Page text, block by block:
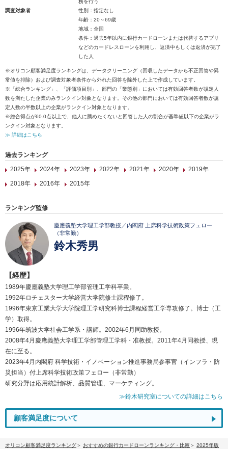
務を行う
調査対象者
性別：指定なし
年齢：20～69歳
地域：全国
条件：過去5年以内に銀行カードローンまたは代替するアプリ
などのカードレスローンを利用し、返済中もしくは返済が完了
した人
※オリコン顧客満足度ランキングは、データクリーニング（回収したデータから不正回答や異
常値を排除）および調査対象者条件から外れた回答を除外した上で作成しています。
※「総合ランキング」、「評価項目別」、部門の「業態別」においては有効回答者数が規定人
数を満たした企業のみランクイン対象となります。その他の部門においては有効回答者数が規
定人数の半数以上の企業がランクイン対象となります。
※総合得点が60.0点以上で、他人に薦めたくないと回答した人の割合が基準値以下の企業がラ
ンクイン対象となります。
≫ 詳細はこちら
過去ランキング
2025年
2024年 2023年 2022年 2021年 2020年
2019年
2018年
2016年 2015年
ランキング監修
慶應義塾大学理工学部教授／内閣府 上席科学技術政策フェロー
（非常勤）
鈴木秀男
【経歴】
1989年慶應義塾大学理工学部管理工学科卒業。
1992年ロチェスター大学経営大学院修士課程修了。
1996年東京工業大学大学院理工学研究科博士課程経営工学専攻修了。博士（工
学）取得。
1996年筑波大学社会工学系・講師。2002年6月同助教授。
2008年4月慶應義塾大学理工学部管理工学科・准教授。2011年4月同教授、現
在に至る。
2023年4月内閣府 科学技術・イノベーション推進事務局参事官（インフラ・防
災担当）付上席科学技術政策フェロー（非常勤）
研究分野は応用統計解析、品質管理、マーケティング。
≫鈴木研究室についての詳細はこちら
顧客満足度について
オリコン顧客満足度ランキング おすすめの銀行カードローンランキング・比較
2025年版